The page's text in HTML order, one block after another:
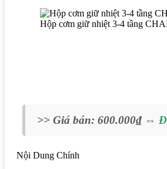
Hộp cơm giữ nhiệt 3-4 tầng
>> Giá bán: 600.000₫ ⇔
Nội Dung Chính